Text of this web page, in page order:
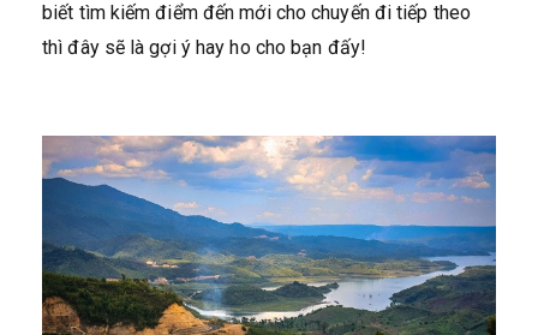
biết tìm kiếm điểm đến mới cho chuyến đi tiếp theo
thì đây sẽ là gợi ý hay ho cho bạn đấy!